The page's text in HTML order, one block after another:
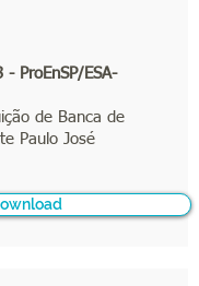
ProEnSP/ESA-
de Banca de
Paulo José